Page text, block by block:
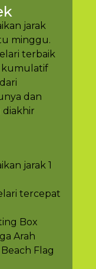
jarak
minggu.
terbaik
kumulatif
dan
diakhir
jarak 1
tercepat
Box
Arah
Flag